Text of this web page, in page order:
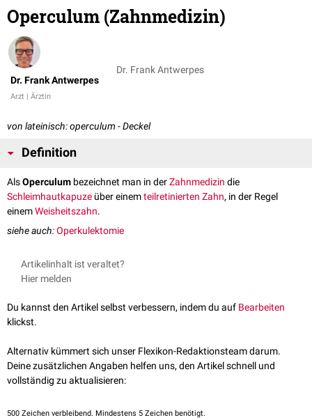
Operculum (Zahnmedizin)
Dr. Frank Antwerpes
Arzt | Ärztin
Dr. Frank Antwerpes
von lateinisch: operculum - Deckel
Definition
AlsOperculum bezeichnet man in derZahnmedizin die
Schleimhautkapuze über einemteilretinierten Zahn, in der Regel
einemWeisheitszahn.
siehe auch:Operkulektomie
Artikelinhalt ist veraltet?
Hier melden
Du kannst den Artikel selbst verbessern, indem du auf Bearbeiten
klickst.
Alternativ kümmert sich unser Flexikon-Redaktionsteam darum.
Deine zusätzlichen Angaben helfen uns, den Artikel schnell und
vollständig zu aktualisieren:
500 Zeichen verbleibend. Mindestens 5 Zeichen benötigt.